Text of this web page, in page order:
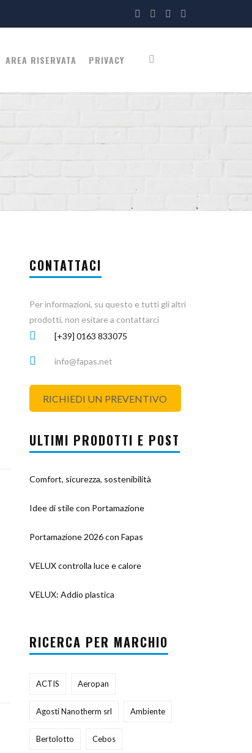
AREA RISERVATA PRIVACY
CONTATTACI
Per informazioni, su questo e tutti gli altri
prodotti, non esitare a contattarci
[+39] 0163 833075
info@fapas.net
RICHIEDI UN PREVENTIVO
ULTIMI PRODOTTI E POST
Comfort, sicurezza, sostenibilità
Idee di stile con Portamazione
Portamazione 2026 con Fapas
VELUX controlla luce e calore
VELUX: Addio plastica
RICERCA PER MARCHIO
ACTIS Aeropan
Agosti Nanotherm srl Ambiente
Bertolotto Cebos